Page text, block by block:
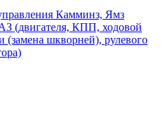
Камминз, Ямз
(двигателя, КПП, ходовой
(замена шкворней), рулевого